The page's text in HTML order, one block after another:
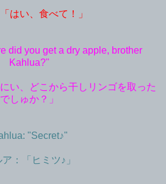
はい、食べて！」
did you get a dry apple, brother
Kahlua?"
い、どこから干しリンゴを取った
でしゅか？」
"Secret♪"
ア：「ヒミツ♪」